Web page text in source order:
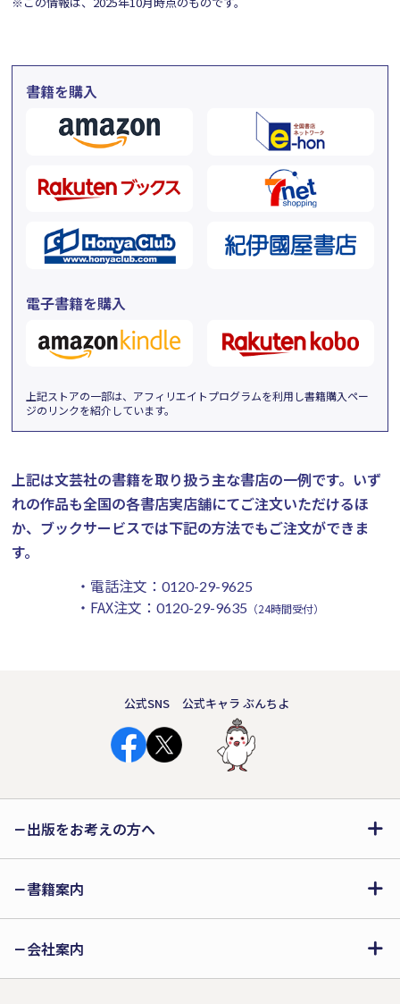
書籍を購入
電子書籍を購入
上記ストアの一部は、アフィリエイトプログラムを利用し書籍購入ペー
ジのリンクを紹介しています。
上記は文芸社の書籍を取り扱う主な書店の一例です。 いず
れの作品も全国の各書店実店舗にてご注文いただけるほ
か、ブックサービスでは下記の方法でもご注文ができま
す。
・電話注文： 0120-29-9625
・FAX注文： 0120-29-9635 （24時間受付）
公式SNS 公式キャラ ぶんちよ
出版をお考えの方へ
書籍案内
会社案内